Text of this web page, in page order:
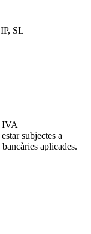
SL
IVA
subjectes a
aplicades.